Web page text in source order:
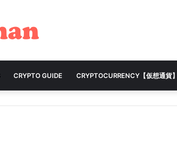
CRYPTO GUIDE CRYPTOCURRENCY【仮想通貨】